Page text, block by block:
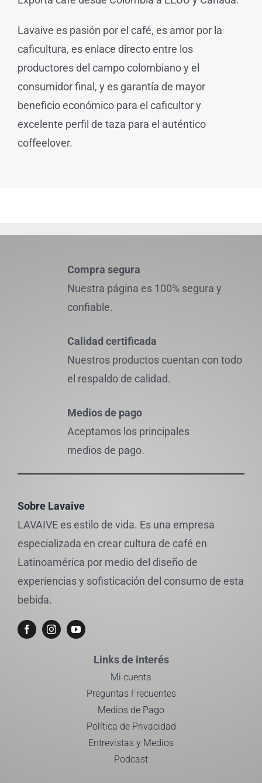
Lavaive es pasión por el café, es amor por la
caficultura, es enlace directo entre los
productores del campo colombiano y el
consumidor final, y es garantía de mayor
beneficio económico para el caficultor y
excelente perfil de taza para el auténtico
coffeelover.
Compra segura
Nuestra página es 100% segura y
confiable.
Calidad certificada
Nuestros productos cuentan con todo
el respaldo de calidad.
Medios de pago
Aceptamos los principales
medios de pago.
Sobre Lavaive
LAVAIVE es estilo de vida. Es una empresa
especializada en crear cultura de café en
Latinoamérica por medio del diseño de
experiencias y sofisticación del consumo de esta
bebida.
Links de interés
Mi cuenta
Preguntas Frecuentes
Medios de Pago
Política de Privacidad
Entrevistas y Medios
Podcast